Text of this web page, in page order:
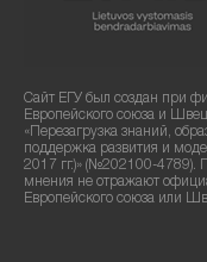
Сайт ЕГУ был создан при
Европейского союза и
«Перезагрузка знаний,
поддержка развития и
2017 гг.)» (№202100-4789).
мнения не отражают
Европейского союза или